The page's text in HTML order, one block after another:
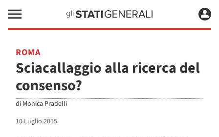
ROMA
Sciacallaggio alla ricerca del
consenso?
di Monica Pradelli
10 Luglio 2015